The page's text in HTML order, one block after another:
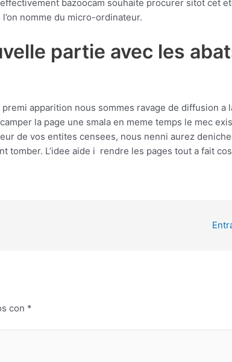
bazoocam souhaite procurer sitot cet
nomme du micro-ordinateur.
partie avec les
apparition nous sommes ravage de diffusion a
la page une smala en meme temps le mec
de vos entites censees, nous nenni aurez
tomber. L’idee aide i rendre les pages tout a fait
con *